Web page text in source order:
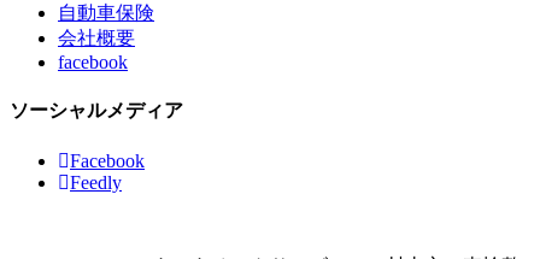
自動車保険
会社概要
facebook
ソーシャルメディア
Facebook
Feedly